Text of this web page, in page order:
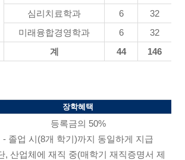
심리치료학과
6
32
미래융합경영학과
6
32
계
44 146
장학혜택
등록금의 50%
- 졸업 시(8개 학기)까지 동일하게 지급
, 산업체에 재직 중(매학기 재직증명서 제